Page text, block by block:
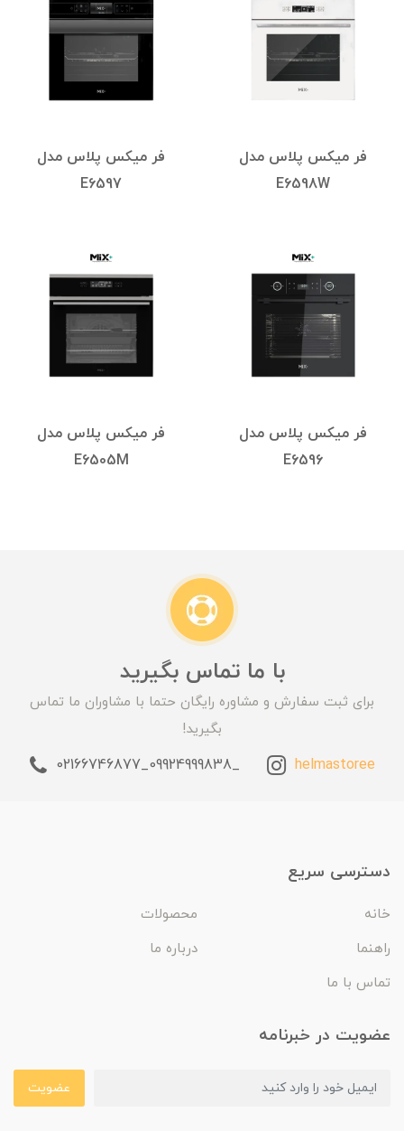
فر میکس پلاس مدل
E6598W
فر میکس پلاس مدل
E6597
فر میکس پلاس مدل
E6596
فر میکس پلاس مدل
E6505M
با ما تماس بگیرید
برای ثبت سفارش و مشاوره رایگان حتما با مشاوران ما تماس
بگیرید!
helmastoree
_09924999838_02166746877
دسترسی سریع
خانه
محصولات
راهنما
درباره ما
تماس با ما
عضویت در خبرنامه
عضویت